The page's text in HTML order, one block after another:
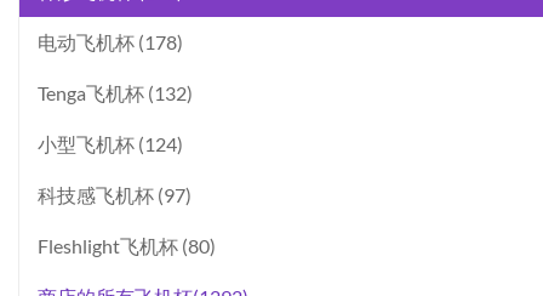
电动飞机杯 (178)
Tenga飞机杯 (132)
小型飞机杯 (124)
科技感飞机杯 (97)
Fleshlight飞机杯 (80)